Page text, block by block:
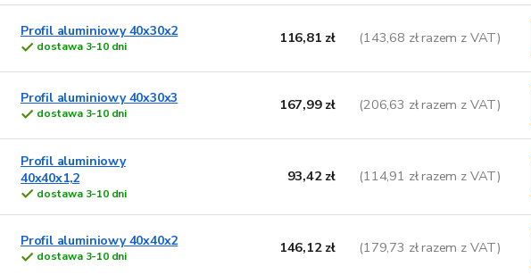
Profil aluminiowy 40x30x2
dostawa 3-10 dni 116,81 zł (143,68 zł razem z VAT)
Profil aluminiowy 40x30x3
dostawa 3-10 dni 167,99 zł (206,63 zł razem z VAT)
Profil aluminiowy
40x40x1,2
dostawa 3-10 dni
93,42 zł (114,91 zł razem z VAT)
Profil aluminiowy 40x40x2
dostawa 3-10 dni 146,12 zł (179,73 zł razem z VAT)